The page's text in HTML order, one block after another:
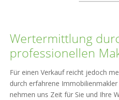
Wertermittlung
professionellen
Für einen Verkauf reicht jedoch
durch erfahrene
nehmen uns Zeit für Sie und Ihre